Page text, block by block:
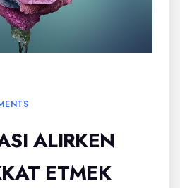
ALIRKEN
ETMEK